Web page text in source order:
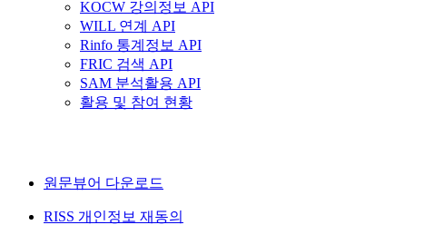
KOCW 강의정보 API
WILL 연계 API
Rinfo 통계정보 API
FRIC 검색 API
SAM 분석활용 API
활용 및 참여 현황
원문뷰어 다운로드
RISS 개인정보 재동의